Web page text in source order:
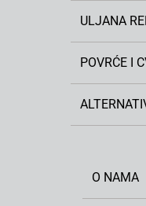
ULJANA
POVRĆE I
O NAMA